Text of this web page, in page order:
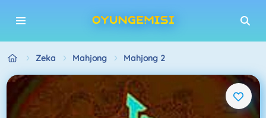
Zeka Mahjong Mahjong 2